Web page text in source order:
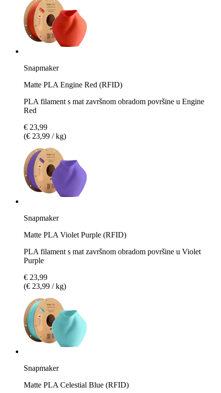
Snapmaker
Matte PLA Engine Red (RFID)
PLA filament s mat završnom obradom površine u Engine
Red
€ 23,99
(€ 23,99 / kg)
Snapmaker
Matte PLA Violet Purple (RFID)
PLA filament s mat završnom obradom površine u Violet
Purple
€ 23,99
(€ 23,99 / kg)
Snapmaker
Matte PLA Celestial Blue (RFID)